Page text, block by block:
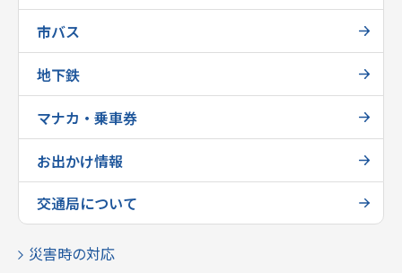
市バス
地下鉄
マナカ・乗車券
お出かけ情報
交通局について
災害時の対応